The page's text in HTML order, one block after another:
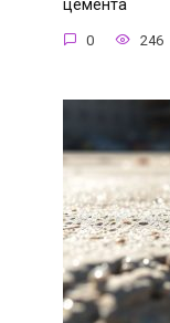
цемента
0 246